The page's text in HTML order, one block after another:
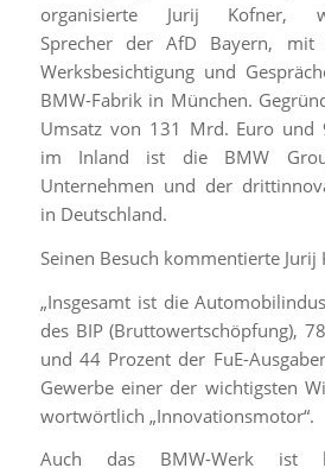
organisierte Jurij Kofner,
Sprecher der AfD Bayern, mit
Werksbesichtigung und
BMW-Fabrik in München.
Umsatz von 131 Mrd. Euro und
im Inland ist die BMW
Unternehmen und der
in Deutschland.
Seinen Besuch kommentierte
„Insgesamt ist die
des BIP (Bruttowertschöpfung),
und 44 Prozent der FuE-
Gewerbe einer der wichtigsten
wortwörtlich „Innovationsmotor“.
Auch das BMW-Werk ist